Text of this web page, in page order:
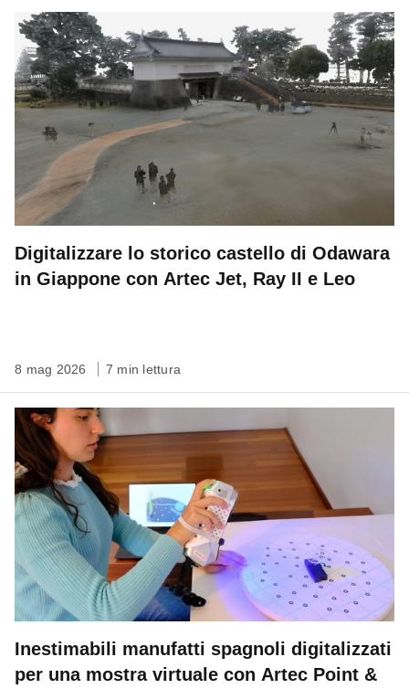
Digitalizzare lo storico castello di Odawara
in Giappone con Artec Jet, Ray II e Leo
8 mag 2026 7 min lettura
Inestimabili manufatti spagnoli digitalizzati
per una mostra virtuale con Artec Point &